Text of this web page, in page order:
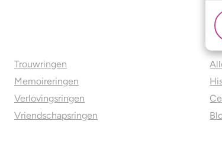
Trouwringen
Memoireringen
Verlovingsringen
Vriendschapsringen